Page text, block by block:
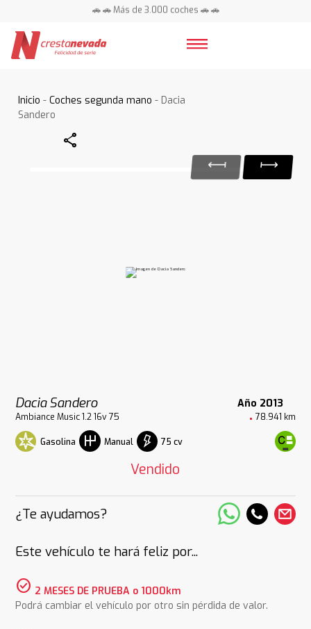
🚗 🚗 Más de 3.000 coches 🚗 🚗
Inicio -Coches segunda mano - Dacia
Sandero
Share
Dacia Sandero Año 2013
Ambiance Music 1.2 16v 75 78.941 km
Gasolina Manual 75 cv
Vendido
¿Te ayudamos?
Este vehículo te hará feliz por...
check_circle 2 MESES DE PRUEBA o 1000km
Podrá cambiar el vehículo por otro sin pérdida de valor.